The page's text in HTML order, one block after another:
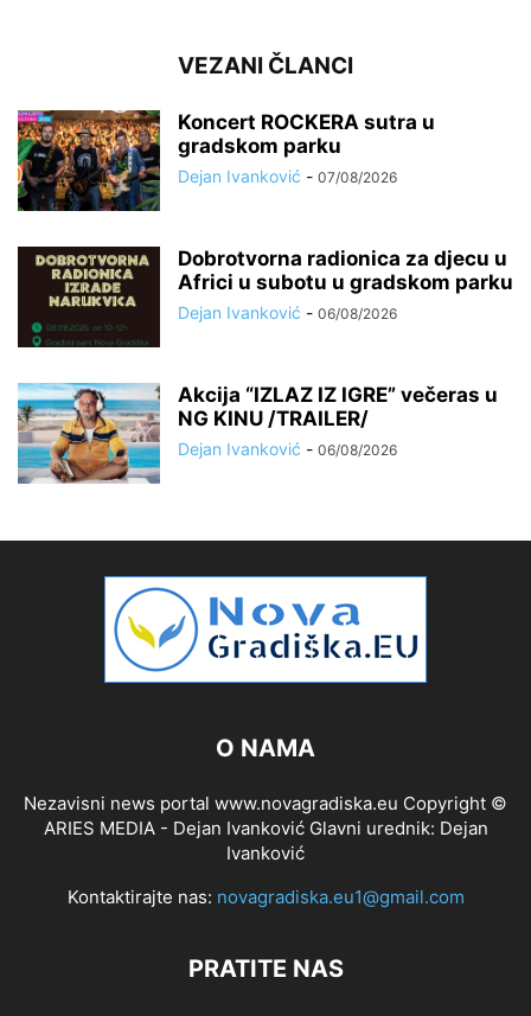
VEZANI ČLANCI
Koncert ROCKERA sutra u
gradskom parku
Dejan Ivanković - 07/08/2026
Dobrotvorna radionica za djecu u
Africi u subotu u gradskom parku
Dejan Ivanković - 06/08/2026
Akcija “IZLAZ IZ IGRE” večeras u
NG KINU /TRAILER/
Dejan Ivanković - 06/08/2026
O NAMA
Nezavisni news portal www.novagradiska.eu Copyright ©
ARIES MEDIA - Dejan Ivanković Glavni urednik: Dejan
Ivanković
Kontaktirajte nas: novagradiska.eu1@gmail.com
PRATITE NAS